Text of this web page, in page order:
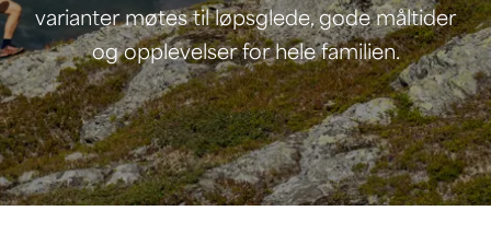
varianter møtes til løpsglede, gode måltider
og opplevelser for hele familien.